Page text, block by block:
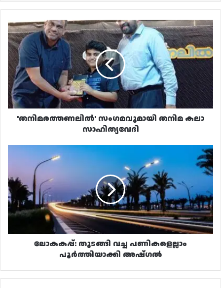
'തനിമരത്തണലിൽ'
സംഗമവുമായി
തനിമ
കലാ
സാഹിത്യവേദി
'തനിമരത്തണലിൽ' സംഗമവുമായി തനിമ കലാ
സാഹിത്യവേദി
ലോകകപ്പ്:
പണികളെല്ലാം
പൂർത്തിയാക്കി
അഷ്‌ഗൽ
ലോകകപ്പ്: തുടങ്ങി വച്ച പണികളെല്ലാം
പൂർത്തിയാക്കി അഷ്‌ഗൽ